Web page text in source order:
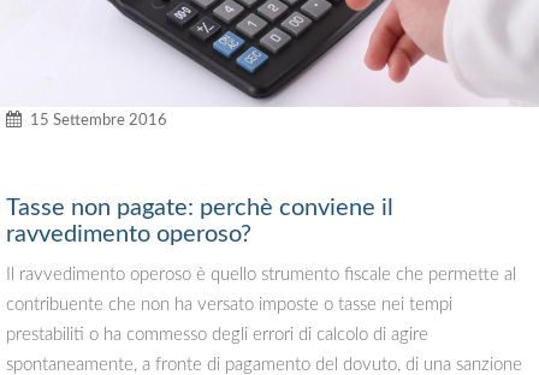
15 Settembre 2016
Tasse non pagate: perchè conviene il
ravvedimento operoso?
Il ravvedimento operoso è quello strumento fiscale che permette al
contribuente che non ha versato imposte o tasse nei tempi
prestabiliti o ha commesso degli errori di calcolo di agire
spontaneamente, a fronte di pagamento del dovuto, di una sanzione